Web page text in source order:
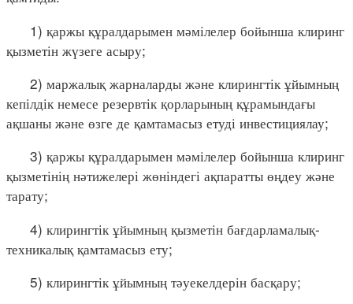
1) қаржы құралдарымен мәмілелер бойынша клиринг
қызметін жүзеге асыру;
2) маржалық жарналарды және клирингтік ұйымның
кепілдік немесе резервтік қорларының құрамындағы
ақшаны және өзге де қамтамасыз етуді инвестициялау;
3) қаржы құралдарымен мәмілелер бойынша клиринг
қызметінің нәтижелері жөніндегі ақпаратты өңдеу және
тарату;
4) клирингтік ұйымның қызметін бағдарламалық-
техникалық қамтамасыз ету;
5) клирингтік ұйымның тәуекелдерін басқару;